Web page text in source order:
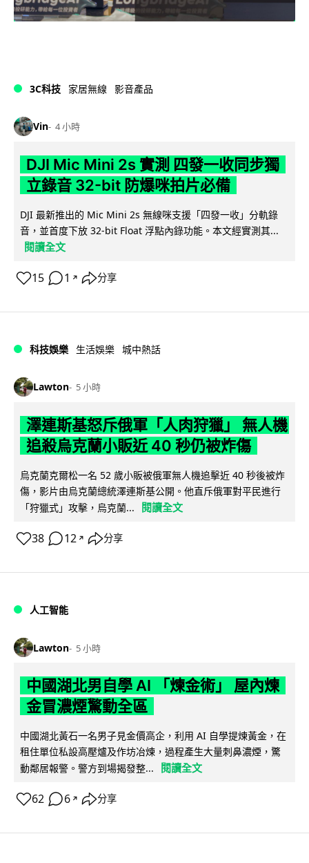
3C科技 家居無線 影音產品
Vin 4 小時
DJI Mic Mini 2s 實測 四發一收同步獨
立錄音 32-bit 防爆咪拍片必備
DJI 最新推出的 Mic Mini 2s 無線咪支援「四發一收」分軌錄
音，並首度下放 32-bit Float 浮點內錄功能。本文經實測其...
閱讀全文
15 1 ↗ 分享
科技娛樂 生活娛樂 城中熱話
Lawton 5 小時
澤連斯基怒斥俄軍「人肉狩獵」 無人機
追殺烏克蘭小販近 40 秒仍被炸傷
烏克蘭克爾松一名 52 歲小販被俄軍無人機追擊近 40 秒後被炸
傷，影片由烏克蘭總統澤連斯基公開。他直斥俄軍對平民進行
「狩獵式」攻擊，烏克蘭...
閱讀全文
38 12 ↗ 分享
人工智能
Lawton 5 小時
中國湖北男自學 AI 「煉金術」 屋內煉
金冒濃煙驚動全區
中國湖北黃石一名男子見金價高企，利用 AI 自學提煉黃金，在
租住單位私設高壓爐及作坊冶煉，過程產生大量刺鼻濃煙，驚
動鄰居報警。警方到場揭發整...
閱讀全文
62 6 ↗ 分享